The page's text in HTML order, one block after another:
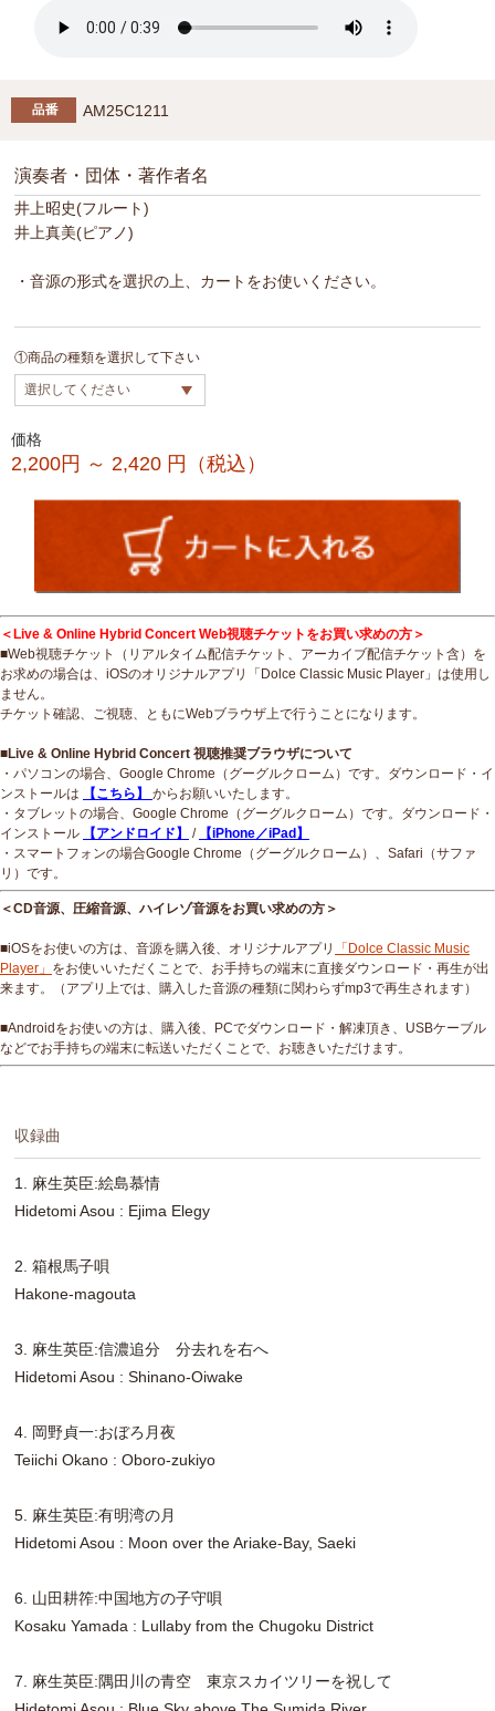
AM25C1211
演奏者・団体・著作者名
井上昭史(フルート)
井上真美(ピアノ)
・音源の形式を選択の上、カートをお使いください。
①商品の種類を選択して下さい
価格
2,200円 ～ 2,420 円（税込）
＜Live & Online Hybrid Concert Web視聴チケットをお買い求めの方＞
■Web視聴チケット（リアルタイム配信チケット、アーカイブ配信チケット含）を
お求めの場合は、iOSのオリジナルアプリ「Dolce Classic Music Player」は使用し
ません。
チケット確認、ご視聴、ともにWebブラウザ上で行うことになります。
■Live & Online Hybrid Concert 視聴推奨ブラウザについて
・パソコンの場合、Google Chrome（グーグルクローム）です。ダウンロード・イ
ンストールは
【こちら】
からお願いいたします。
・タブレットの場合、Google Chrome（グーグルクローム）です。ダウンロード・
インストール
【アンドロイド】 /
【iPhone／iPad】
・スマートフォンの場合Google Chrome（グーグルクローム）、Safari（サファ
リ）です。
＜CD音源、圧縮音源、ハイレゾ音源をお買い求めの方＞
■iOSをお使いの方は、音源を購入後、オリジナルアプリ
「Dolce Classic Music
Player」 をお使いいただくことで、お手持ちの端末に直接ダウンロード・再生が出
来ます。（アプリ上では、購入した音源の種類に関わらずmp3で再生されます）
■Androidをお使いの方は、購入後、PCでダウンロード・解凍頂き、USBケーブル
などでお手持ちの端末に転送いただくことで、お聴きいただけます。
収録曲
1. 麻生英臣:絵島慕情
Hidetomi Asou : Ejima Elegy
2. 箱根馬子唄
Hakone-magouta
3. 麻生英臣:信濃追分 分去れを右へ
Hidetomi Asou : Shinano-Oiwake
4. 岡野貞一:おぼろ月夜
Teiichi Okano : Oboro-zukiyo
5. 麻生英臣:有明湾の月
Hidetomi Asou : Moon over the Ariake-Bay, Saeki
6. 山田耕筰:中国地方の子守唄
Kosaku Yamada : Lullaby from the Chugoku District
7. 麻生英臣:隅田川の青空 東京スカイツリーを祝して